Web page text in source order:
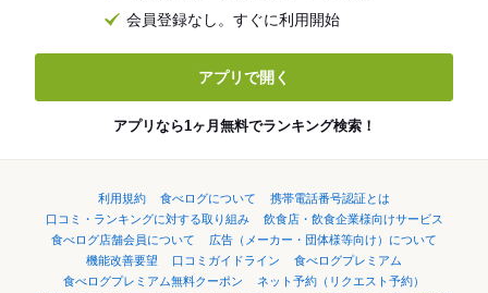
会員登録なし。すぐに利用開始
アプリで開く
アプリなら1ヶ月無料でランキング検索！
利用規約 食べログについて
携帯電話番号認証とは
口コミ・ランキングに対する取り組み
飲食店・飲食企業様向けサービス
食べログ店舗会員について
広告（メーカー・団体様等向け）について
機能改善要望
口コミガイドライン
食べログプレミアム
食べログプレミアム無料クーポン
ネット予約（リクエスト予約）